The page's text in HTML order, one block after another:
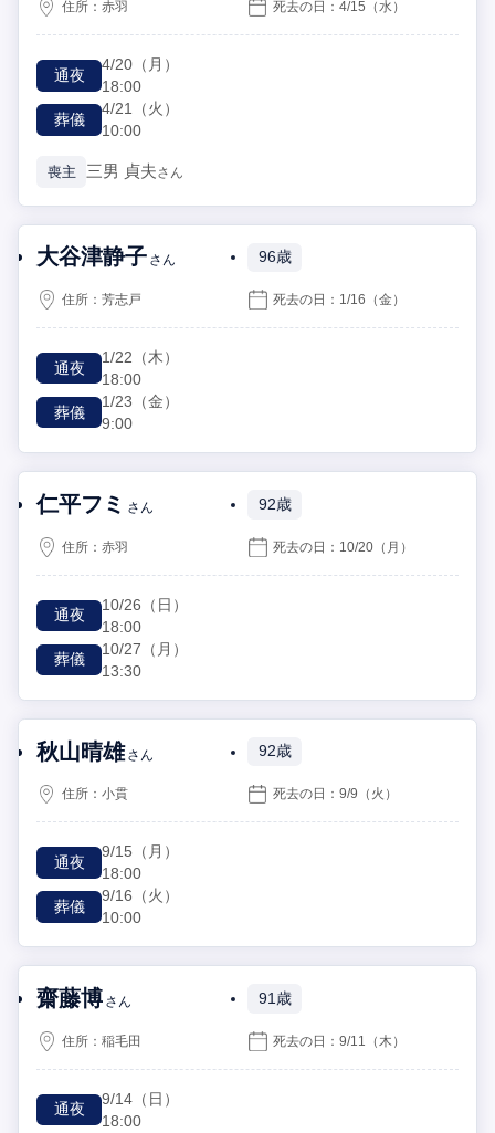
住所：赤羽 死去の日：4/15 （水）
通夜
4/20 （月）
18:00
葬儀
4/21 （火）
10:00
喪主 三男 貞夫さん
大谷津静子 さん 96歳
住所：芳志戸 死去の日： 1/16 （金）
通夜
1/22 （木）
18:00
葬儀
1/23 （金）
9:00
仁平フミ さん 92歳
住所：赤羽 死去の日： 10/20 （月）
通夜
10/26 （日）
18:00
葬儀
10/27 （月）
13:30
秋山晴雄 さん 92歳
住所：小貫 死去の日：9/9 （火）
通夜
9/15 （月）
18:00
葬儀
9/16 （火）
10:00
齋藤博 さん 91歳
住所：稲毛田 死去の日：9/11 （木）
通夜
9/14 （日）
18:00